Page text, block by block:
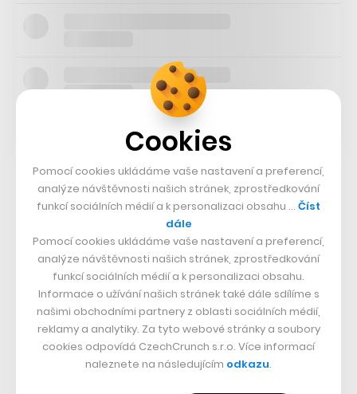
Právě modernizace oblasti náboru talentů pomocí
dostupných technologií zaujala také tuzemskou
investiční skupinu Miton, která již s Mikschikem v
podílovém poměru 50 : 50 rozvíjí StartupJobs. Pracovní
portál se již blíží hranici 100 tisíc uživatelů, letos míří
na 30 milionů korun v tržbácha zkušenosti z jeho
budování nyní podnikatelé využijí také v Nelise.
Cookies
Pomocí cookies ukládáme vaše nastavení a preferencí,
analýze návštěvnosti našich stránek, zprostředkování
funkcí sociálních médií a k personalizaci obsahu … Číst
dále
Pomocí cookies ukládáme vaše nastavení a preferencí,
analýze návštěvnosti našich stránek, zprostředkování
funkcí sociálních médií a k personalizaci obsahu.
Informace o užívání našich stránek také dále sdílíme s
našimi obchodními partnery z oblasti sociálních médií,
reklamy a analytiky. Za tyto webové stránky a soubory
cookies odpovídá CzechCrunch s.r.o. Více informací
naleznete na následujícím odkazu.